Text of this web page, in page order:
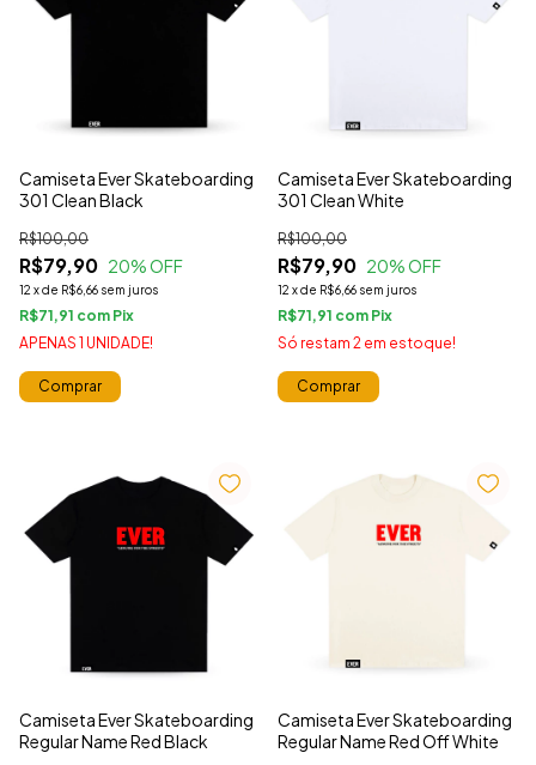
Camiseta Ever Skateboarding
301 Clean Black
R$79,90
R$100,00
20% OFF
12 xde R$6,66 sem juros
R$71,91 com
APENAS 1 UNIDADE!
Comprar
Camiseta Ever Skateboarding
301 Clean White
R$79,90
R$100,00
20% OFF
12 xde R$6,66 sem juros
R$71,91 com
Só restam 2 em estoque!
Comprar
Camiseta Ever Skateboarding
Regular Name Red Black
Camiseta Ever Skateboarding
Regular Name Red Off White